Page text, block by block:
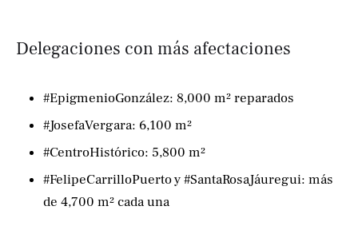
Delegaciones con más afectaciones
#EpigmenioGonzález: 8,000 m² reparados
#JosefaVergara: 6,100 m²
#CentroHistórico: 5,800 m²
#FelipeCarrilloPuerto y #SantaRosaJáuregui: más
de 4,700 m² cada una